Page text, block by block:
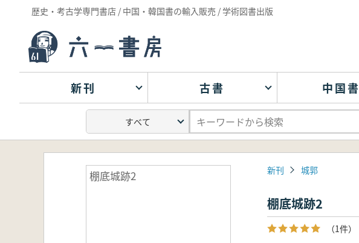
歴史・考古学専門書店 / 中国・韓国書の輸入販売 / 学術図書出版
新刊 古書 中国書
棚底城跡2 新刊 城郭
棚底城跡2
（1件）